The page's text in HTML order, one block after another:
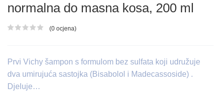
normalna do masna kosa, 200 ml
Ocjena proizvoda
(0 ocjena)
Prvi Vichy šampon s formulom bez sulfata koji udružuje
dva umirujuća sastojka (Bisabolol i Madecassoside) .
Djeluje…